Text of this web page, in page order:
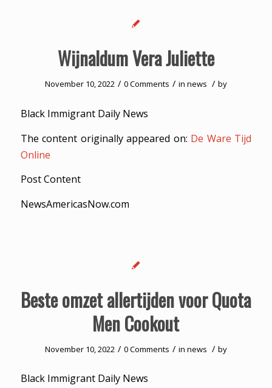
Wijnaldum Vera Juliette
November 10, 2022 / 0 Comments / in news / by
Black Immigrant Daily News
The content originally appeared on: De Ware Tijd
Online
Post Content
NewsAmericasNow.com
Beste omzet allertijden voor Quota
Men Cookout
November 10, 2022 / 0 Comments / in news / by
Black Immigrant Daily News